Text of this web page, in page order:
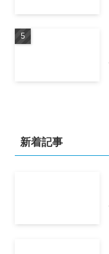
新着記事